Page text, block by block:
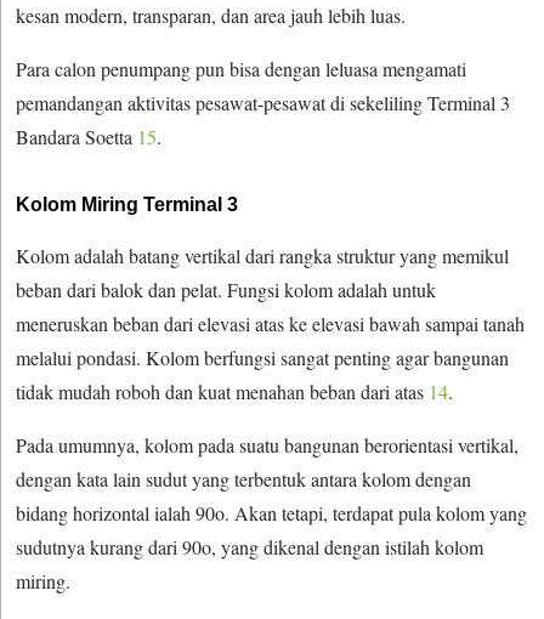
kesan modern, transparan, dan area jauh lebih luas.
Para calon penumpang pun bisa dengan leluasa mengamati
pemandangan aktivitas pesawat-pesawat di sekeliling Terminal 3
Bandara Soetta 15.
Kolom Miring Terminal 3
Kolom adalah batang vertikal dari rangka struktur yang memikul
beban dari balok dan pelat. Fungsi kolom adalah untuk
meneruskan beban dari elevasi atas ke elevasi bawah sampai tanah
melalui pondasi. Kolom berfungsi sangat penting agar bangunan
tidak mudah roboh dan kuat menahan beban dari atas 14.
Pada umumnya, kolom pada suatu bangunan berorientasi vertikal,
dengan kata lain sudut yang terbentuk antara kolom dengan
bidang horizontal ialah 90o. Akan tetapi, terdapat pula kolom yang
sudutnya kurang dari 90o, yang dikenal dengan istilah kolom
miring.